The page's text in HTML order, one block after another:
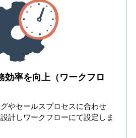
効率を向上（ワークフロ
やセールスプロセスに合わせ
計しワークフローにて設定しま